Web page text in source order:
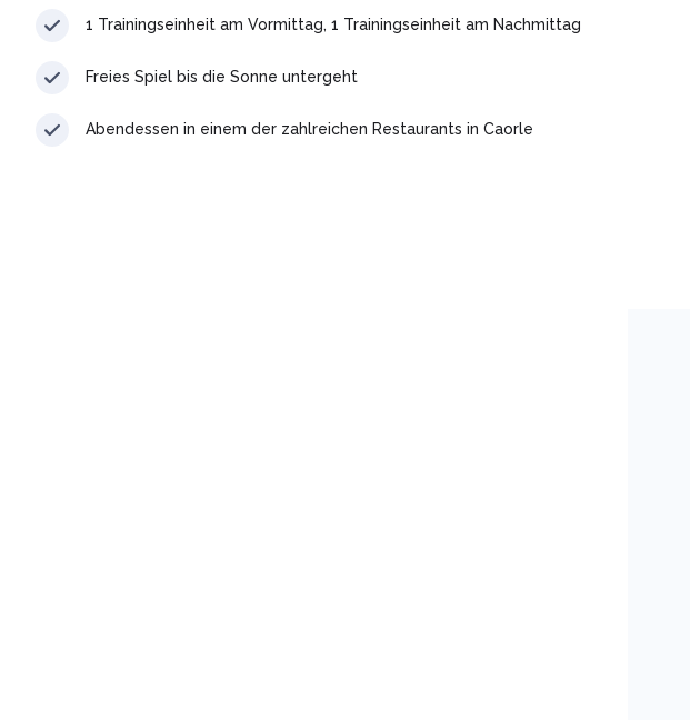
1 Trainingseinheit am Vormittag, 1 Trainingseinheit am Nachmittag
Freies Spiel bis die Sonne untergeht
Abendessen in einem der zahlreichen Restaurants in Caorle